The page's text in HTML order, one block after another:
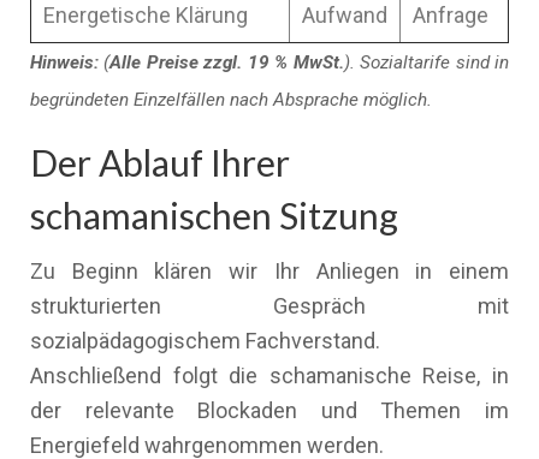
Energetische Klärung
Aufwand
Anfrage
Hinweis: (Alle Preise zzgl. 19 % MwSt.). Sozialtarife sind in
begründeten Einzelfällen nach Absprache möglich.
Der Ablauf Ihrer
schamanischen Sitzung
Zu Beginn klären wir Ihr Anliegen in einem
strukturierten Gespräch mit
sozialpädagogischem Fachverstand.
Anschließend folgt die schamanische Reise, in
der relevante Blockaden und Themen im
Energiefeld wahrgenommen werden.